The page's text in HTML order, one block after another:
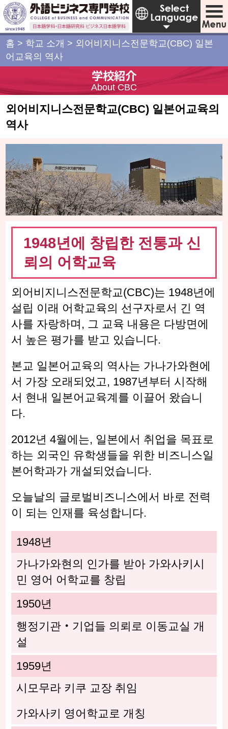
홈 > 학교 소개 > 외어비지니스전문학교(CBC) 일본
어교육의 역사
学校紹介
About CBC
외어비지니스전문학교(CBC) 일본어교육의
역사
1948년에 창립한 전통과 신
뢰의 어학교육
외어비지니스전문학교(CBC)는 1948년에
설립 이래 어학교육의 선구자로서 긴 역
사를 자랑하며, 그 교육 내용은 다방면에
서 높은 평가를 받고 있습니다.
본교 일본어교육의 역사는 가나가와현에
서 가장 오래되었고, 1987년부터 시작해
서 현내 일본어교육계를 이끌어 왔습니
다.
2012년 4월에는, 일본에서 취업을 목표로
하는 외국인 유학생들을 위한 비즈니스일
본어학과가 개설되었습니다.
오늘날의 글로벌비즈니스에서 바로 전력
이 되는 인재를 육성합니다.
1948년
가나가와현의 인가를 받아 가와사키시
민 영어 어학교를 창립
1950년
행정기관・기업들 의뢰로 이동교실 개
설
1959년
시모무라 키쿠 교장 취임
가와사키 영어학교로 개칭